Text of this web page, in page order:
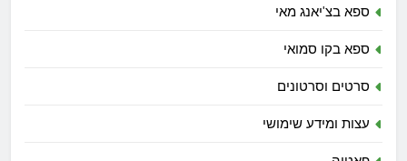
ספא בצ'יאנג מאי
ספא בקו סמואי
סרטים וסרטונים
עצות ומידע שימושי